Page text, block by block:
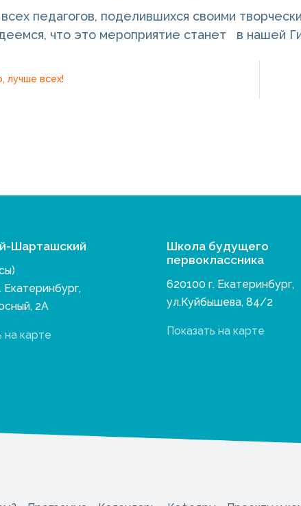
педагогов, поделившихся своими
что это мероприятие станет в нашей
лучше всех!
Шарташский
Екатеринбург,
2А
на карте
Школа будущего
первоклассника
620100 г. Екатеринбург,
ул.Куйбышева, 84/2
Показать на карте